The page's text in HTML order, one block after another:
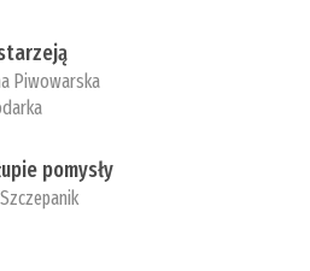
Piwowarska
pomysły